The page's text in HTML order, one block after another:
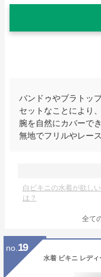
バンドゥやブラトッ
セットなことにより
腕を自然にカバーで
無地でフリルやレー
白ビキニの水着が欲し
は？
全て
no. 19